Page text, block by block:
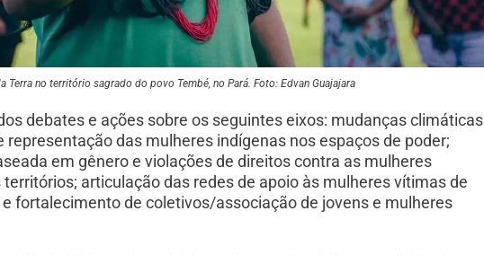
Terra no território sagrado do povo Tembé, no Pará. Foto: Edvan Guajajara
debates e ações sobre os seguintes eixos: mudanças climáticas
das mulheres indígenas nos espaços de poder;
em gênero e violações de direitos contra as mulheres
articulação das redes de apoio às mulheres vítimas de
fortalecimento de coletivos/associação de jovens e mulheres